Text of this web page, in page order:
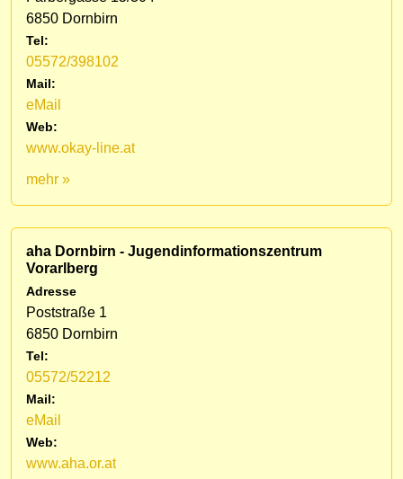
6850 Dornbirn
Tel:
05572/398102
Mail:
eMail
Web:
www.okay-line.at
mehr »
aha Dornbirn - Jugendinformationszentrum
Vorarlberg
Adresse
Poststraße 1
6850 Dornbirn
Tel:
05572/52212
Mail:
eMail
Web:
www.aha.or.at